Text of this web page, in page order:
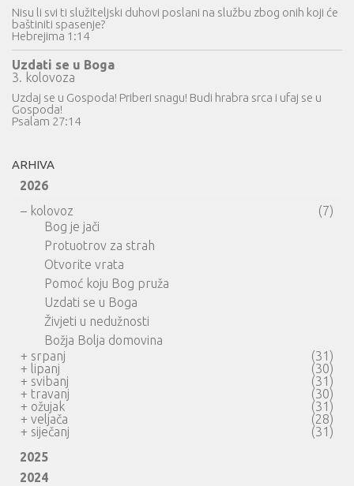
Nisu li svi ti služiteljski duhovi poslani na službu zbog onih koji će
baštiniti spasenje?
Hebrejima 1:14
Uzdati se u Boga
3. kolovoza
Uzdaj se u Gospoda! Priberi snagu! Budi hrabra srca i ufaj se u
Gospoda!
Psalam 27:14
ARHIVA
2026
– kolovoz
(7)
Bog je jači
Protuotrov za strah
Otvorite vrata
Pomoć koju Bog pruža
Uzdati se u Boga
Živjeti u nedužnosti
Božja Bolja domovina
+ srpanj
(31)
+ lipanj
(30)
+ svibanj
(31)
+ travanj
(30)
+ ožujak
(31)
+ veljača
(28)
+ siječanj
(31)
2025
2024